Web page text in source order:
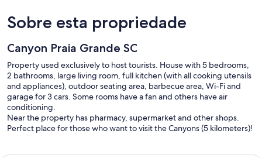
Sobre esta propriedade
Canyon Praia Grande SC
Property used exclusively to host tourists. House with 5 bedrooms,
2 bathrooms, large living room, full kitchen (with all cooking utensils
and appliances), outdoor seating area, barbecue area, Wi-Fi and
garage for 3 cars. Some rooms have a fan and others have air
conditioning.
Near the property has pharmacy, supermarket and other shops.
Perfect place for those who want to visit the Canyons (5 kilometers)!